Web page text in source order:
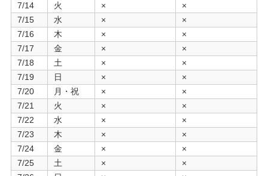
7/14
火 ×
×
7/15
水 ×
×
7/16
木 ×
×
7/17
金 ×
×
7/18
土 ×
×
7/19
日 ×
×
7/20
月・祝 ×
×
7/21
火 ×
×
7/22
水 ×
×
7/23
木 ×
×
7/24
金 ×
×
7/25
土 ×
×